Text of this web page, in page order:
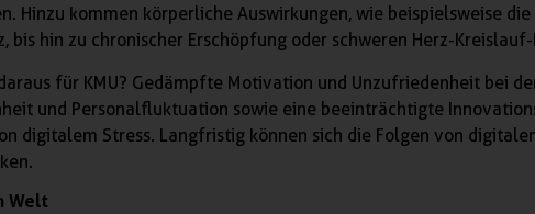
Hinzu kommen körperliche Auswirkungen, wie beispielsweise die
bis hin zu chronischer Erschöpfung oder schweren Herz-
für KMU? Gedämpfte Motivation und Unzufriedenheit bei
und Personalfluktuation sowie eine beeinträchtigte
digitalem Stress. Langfristig können sich die Folgen von
Welt